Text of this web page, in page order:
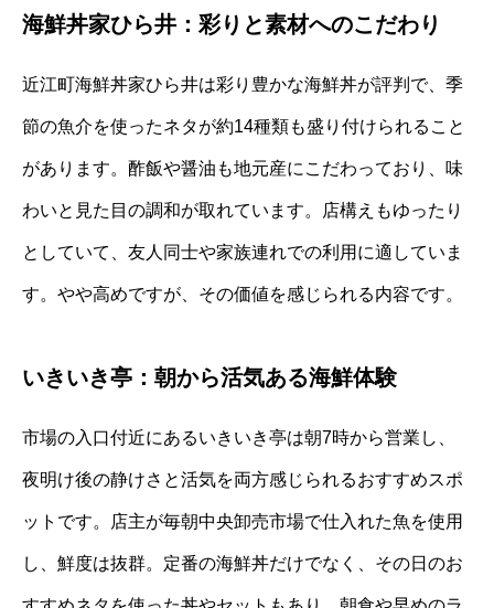
海鮮丼家ひら井：彩りと素材へのこだわり
近江町海鮮丼家ひら井は彩り豊かな海鮮丼が評判で、季
節の魚介を使ったネタが約14種類も盛り付けられること
があります。酢飯や醤油も地元産にこだわっており、味
わいと見た目の調和が取れています。店構えもゆったり
としていて、友人同士や家族連れでの利用に適していま
す。やや高めですが、その価値を感じられる内容です。
いきいき亭：朝から活気ある海鮮体験
市場の入口付近にあるいきいき亭は朝7時から営業し、
夜明け後の静けさと活気を両方感じられるおすすめスポ
ットです。店主が毎朝中央卸売市場で仕入れた魚を使用
し、鮮度は抜群。定番の海鮮丼だけでなく、その日のお